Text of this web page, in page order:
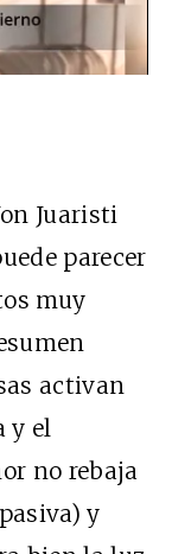
Juaristi
parecer
muy
activan
y el
no rebaja
y